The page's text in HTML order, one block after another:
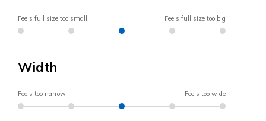
Feels full size too small Feels full size too big
Width
Feels too narrow Feels too wide